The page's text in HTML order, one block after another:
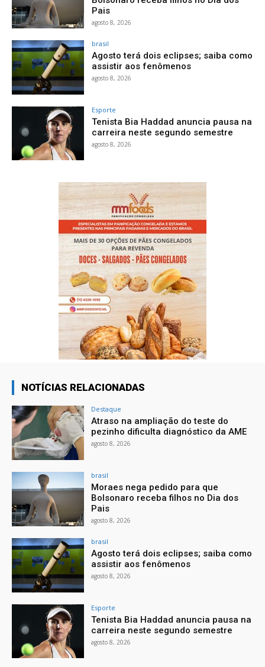
Pais
agosto 8, 2026
brasil
Agosto terá dois eclipses; saiba como
assistir aos fenômenos
agosto 8, 2026
Esporte
Tenista Bia Haddad anuncia pausa na
carreira neste segundo semestre
agosto 8, 2026
NOTÍCIAS RELACIONADAS
Destaque
Atraso na ampliação do teste do
pezinho dificulta diagnóstico da AME
agosto 8, 2026
brasil
Moraes nega pedido para que
Bolsonaro receba filhos no Dia dos
Pais
agosto 8, 2026
brasil
Agosto terá dois eclipses; saiba como
assistir aos fenômenos
agosto 8, 2026
Esporte
Tenista Bia Haddad anuncia pausa na
carreira neste segundo semestre
agosto 8, 2026